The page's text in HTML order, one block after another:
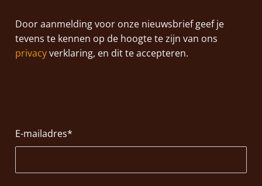
Door aanmelding voor onze nieuwsbrief geef je
tevens te kennen op de hoogte te zijn van ons
privacyverklaring, en dit te accepteren.
E-mailadres*